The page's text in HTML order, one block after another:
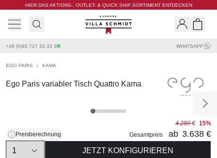
HIER DAS AKTIONS-, OUTLET- & QUICK SHIP SORTIMENT ENTDECKEN
Villa Schmidt
+49 (0)40 727 33 33 3 WHATSAPP
EGO PARIS / KAMA
Ego Paris variabler Tisch Quattro Kama
Preisberechnung
4.280 € 15%
Gesamtpreis
ab 3.638 €
Quantity
JETZT KONFIGURIEREN